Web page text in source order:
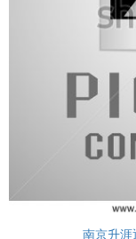
南京升涯